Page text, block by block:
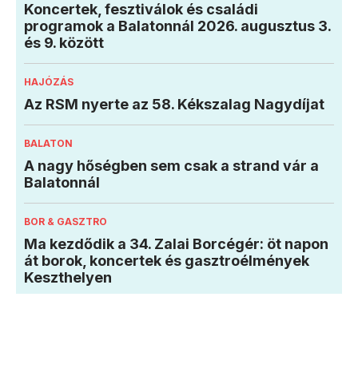
Koncertek, fesztiválok és családi
programok a Balatonnál 2026. augusztus 3.
és 9. között
HAJÓZÁS
Az RSM nyerte az 58. Kékszalag Nagydíjat
BALATON
A nagy hőségben sem csak a strand vár a
Balatonnál
BOR & GASZTRO
Ma kezdődik a 34. Zalai Borcégér: öt napon
át borok, koncertek és gasztroélmények
Keszthelyen